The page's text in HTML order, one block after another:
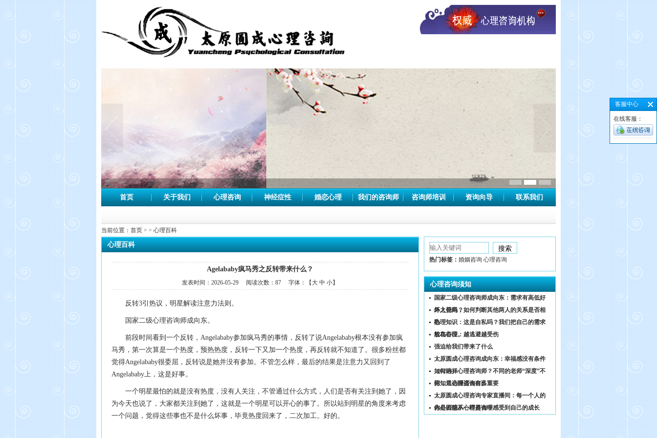
首页 关于我们 心理咨询 神经症性 婚恋心理 我们的咨询师 咨询师培训 资询向导 联系我们
当前位置： 首页 > > 心理百科
热门标签： 婚姻咨询 心理咨询
心理咨询须知
国家二级心理咨询师成向东：需求有高低好
坏之分吗？
外人视角，如何判断其他两人的关系是否相
熟
心理知识：这是自私吗？我们把自己的需求
放在首位。
鸵鸟心理：越逃避越受伤
强迫给我们带来了什么
太原圆成心理咨询成向东：幸福感没有条件
（0204）
如何选择心理咨询师？不同的老师“深度”不
同，只选择适合自己
你知道心理咨询有多重要
太原圆成心理咨询专家直播间：每一个人的
内心困惑不一样是合理
你是否能从心理咨询中感受到自己的成长
心理百科
Agelababy疯马秀之反转带来什么？
发表时间： 2026-05-29 阅读次数： 87 字体：【 大 中 小】
反转3引热议，明星解读注意力法则。
国家二级心理咨询师成向东。
前段时间看到一个反转，Angelababy参加疯马秀的事情，反转了说Angelababy根本没有参加疯
马秀，第一次算是一个热度，预热热度，反转一下又加一个热度，再反转就不知道了。很多粉丝都
觉得Angelababy很委屈，反转说是她并没有参加。不管怎么样，最后的结果是注意力又回到了
Angelababy上，这是好事。
一个明星最怕的就是没有热度，没有人关注，不管通过什么方式，人们是否有关注到她了，因
为今天也说了，大家都关注到她了，这就是一个明星可以开心的事了。所以站到明星的角度来考虑
一个问题，觉得这些事也不是什么坏事，毕竟热度回来了，二次加工。好的。
客服中心
在线客服：